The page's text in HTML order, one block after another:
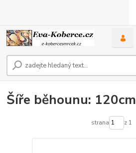
Šíře běhounu: 120cm
strana z 1